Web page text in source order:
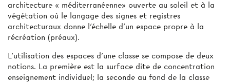
architecture « méditerranéenne» ouverte au soleil et à la
végétation où le langage des signes et registres
architecturaux donne l'échelle d'un espace propre à la
récréation (préaux).
L'utilisation des espaces d'une classe se compose de deux
notions. La première est la surface dite de concentration
enseignement individuel; la seconde au fond de la classe